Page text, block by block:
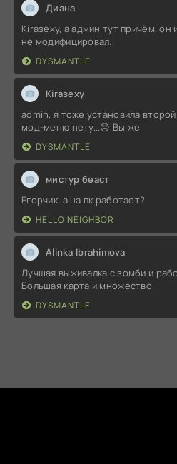
Диана
Kirasexy, а админ тут причём, он
не модифицировал.
DYSMANTLE
Kirasexy
admin, я тоже установила
мод-меню нету...😔 Вы же
DYSMANTLE
мистур беаст
Егорчик, а на пк работает?
HELLO NEIGHBOR
Alinka Ibrahimova
Лучшая выживалка с зомби и
Большая карта и множество
DYSMANTLE